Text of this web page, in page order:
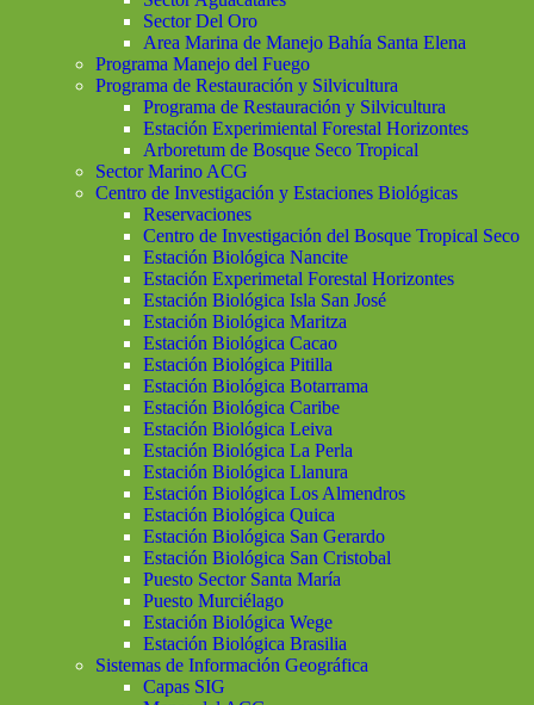
Sector Del Oro
Area Marina de Manejo Bahía Santa Elena
Programa Manejo del Fuego
Programa de Restauración y Silvicultura
Programa de Restauración y Silvicultura
Estación Experimiental Forestal Horizontes
Arboretum de Bosque Seco Tropical
Sector Marino ACG
Centro de Investigación y Estaciones Biológicas
Reservaciones
Centro de Investigación del Bosque Tropical Seco
Estación Biológica Nancite
Estación Experimetal Forestal Horizontes
Estación Biológica Isla San José
Estación Biológica Maritza
Estación Biológica Cacao
Estación Biológica Pitilla
Estación Biológica Botarrama
Estación Biológica Caribe
Estación Biológica Leiva
Estación Biológica La Perla
Estación Biológica Llanura
Estación Biológica Los Almendros
Estación Biológica Quica
Estación Biológica San Gerardo
Estación Biológica San Cristobal
Puesto Sector Santa María
Puesto Murciélago
Estación Biológica Wege
Estación Biológica Brasilia
Sistemas de Información Geográfica
Capas SIG